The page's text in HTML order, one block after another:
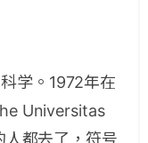
学。1972年在
Universitas
都去了，符号